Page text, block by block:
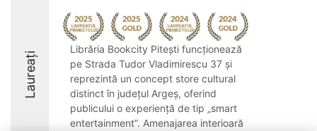
Laureați
Librăria Bookcity Pitești funcționează
pe Strada Tudor Vladimirescu 37 și
reprezintă un concept store cultural
distinct în județul Argeș, oferind
publicului o experiență de tip „smart
entertainment”. Amenajarea interioară